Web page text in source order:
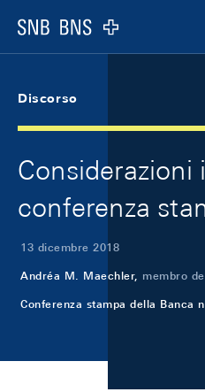
Logo
Discorso
Considerazioni
conferenza
13 dicembre 2018
Andréa M. Maechler, membro
Conferenza stampa della Banca